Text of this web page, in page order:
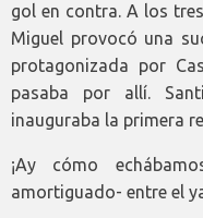
gol en contra. A los
Miguel provocó una
protagonizada por
pasaba por allí.
inauguraba la primera
¡Ay cómo
amortiguado- entre el